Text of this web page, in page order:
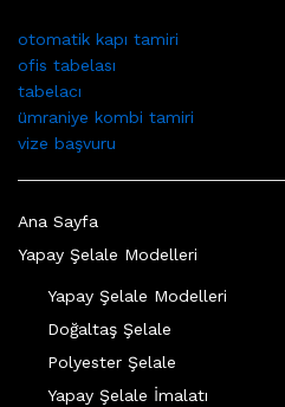
otomatik kapı tamiri
ofis tabelası
tabelacı
ümraniye kombi tamiri
vize başvuru
Ana Sayfa
Yapay Şelale Modelleri
Yapay Şelale Modelleri
Doğaltaş Şelale
Polyester Şelale
Yapay Şelale İmalatı